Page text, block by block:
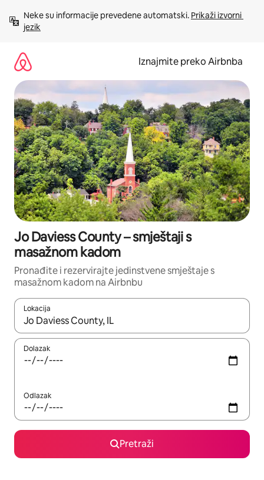
sadržaj
Neke su informacije prevedene automatski. Prikaži izvorni
jezik
Iznajmite preko Airbnba
Jo Daviess County – smještaji s
masažnom kadom
Pronađite i rezervirajte jedinstvene smještaje s
masažnom kadom na Airbnbu
Lokacija
Kada budu dostupni rezultati, moći ćete ih pregledati
Dolazak
Odlazak
Pretraži